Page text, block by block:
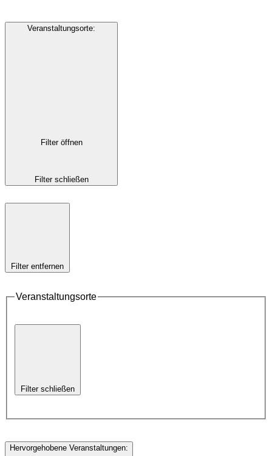
Veranstaltungsorte:
Filter öffnen
Filter schließen
Filter entfernen
Veranstaltungsorte
Filter schließen
Hervorgehobene Veranstaltungen: